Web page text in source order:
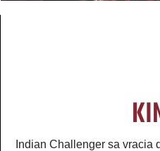
Indian Challenger sa vracia